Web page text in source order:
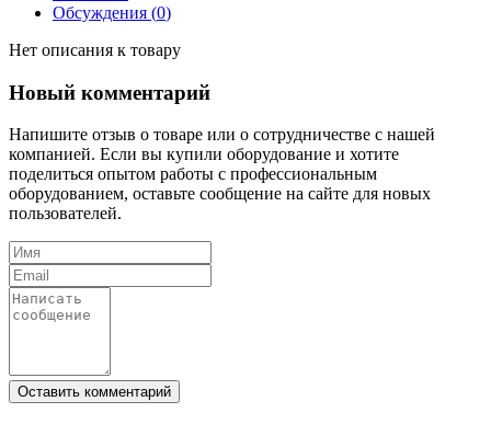
Обсуждения (0)
Нет описания к товару
Новый комментарий
Напишите отзыв о товаре или о сотрудничестве с нашей
компанией. Если вы купили оборудование и хотите
поделиться опытом работы с профессиональным
оборудованием, оставьте сообщение на сайте для новых
пользователей.